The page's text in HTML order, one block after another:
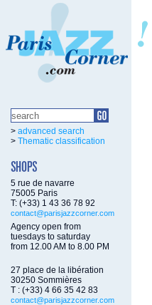
> advanced search
> Thematic classification
5 rue de navarre
75005 Paris
T: (+33) 1 43 36 78 92
contact@parisjazzcorner.com
Agency open from
tuesdays to saturday
from 12.00 AM to 8.00 PM
27 place de la libération
30250 Sommières
T : (+33) 4 66 35 42 83
contact@parisjazzcorner.com